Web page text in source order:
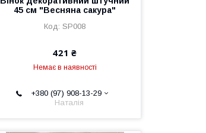
45 см "Весняна сакура"
SP008
421 ₴
Немає в наявності
+380 (97) 908-13-29
Наталія